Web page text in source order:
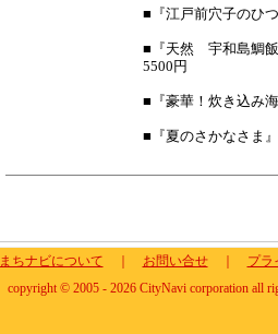
■『江戸前穴子の
■『天然 宇和島鯛
5500円
■『豪華！炊き込み
■『夏のさかなさま
まちナビについて お問い合せ｜
プラ
copyright © 2005 - 2026 CityNavi corporation all